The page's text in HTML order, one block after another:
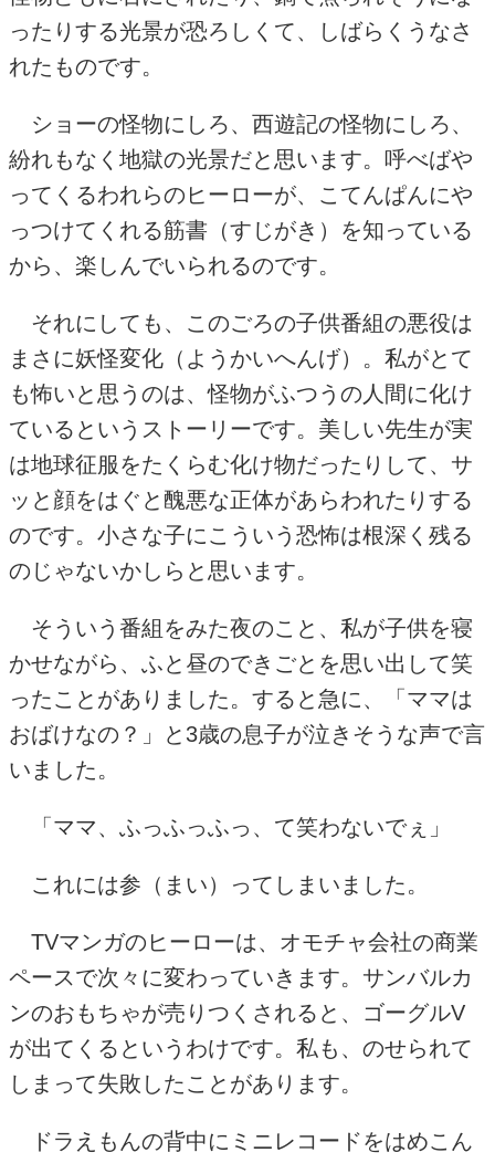
ったりする光景が恐ろしくて、しばらくうなさ
れたものです。
ショーの怪物にしろ、西遊記の怪物にしろ、
紛れもなく地獄の光景だと思います。呼べばや
ってくるわれらのヒーローが、こてんぱんにや
っつけてくれる筋書（すじがき）を知っている
から、楽しんでいられるのです。
それにしても、このごろの子供番組の悪役は
まさに妖怪変化（ようかいへんげ）。私がとて
も怖いと思うのは、怪物がふつうの人間に化け
ているというストーリーです。美しい先生が実
は地球征服をたくらむ化け物だったりして、サ
ッと顔をはぐと醜悪な正体があらわれたりする
のです。小さな子にこういう恐怖は根深く残る
のじゃないかしらと思います。
そういう番組をみた夜のこと、私が子供を寝
かせながら、ふと昼のできごとを思い出して笑
ったことがありました。すると急に、「ママは
おばけなの？」と 3歳の息子が泣きそうな声で言
いました。
「ママ、ふっふっふっ、て笑わないでぇ」
これには参（まい）ってしまいました。
TVマンガのヒーローは、オモチャ会社の商業
ペースで次々に変わっていきます。サンバルカ
ンのおもちゃが売りつくされると、ゴーグルV
が出てくるというわけです。私も、のせられて
しまって失敗したことがあります。
ドラえもんの背中にミニレコードをはめこん